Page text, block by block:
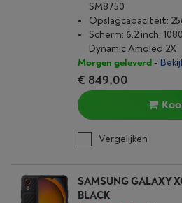
SM8750
Opslagcapaciteit:
Scherm: 6.2 inch,
Dynamic Amoled 2X
Morgen geleverd-
€ 849,00
Vergelijken
SAMSUNG GALAXY
BLACK